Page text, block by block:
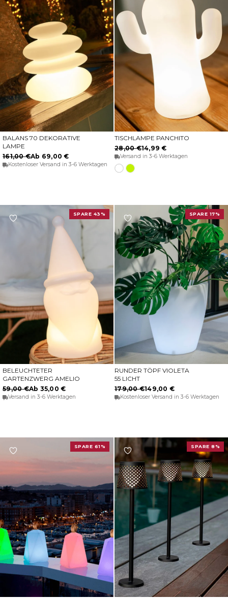
OPTIONEN WÄHLEN
BALANS 70 DEKORATIVE
LAMPE
161,00 €Ab 69,00 €
Kostenloser Versand in 3-6 Werktagen
OPTIONEN WÄHLEN
TISCHLAMPE PANCHITO
28,00 €14,99 €
Versand in 3-6 Werktagen
Transluzentes
Transluzentes
SPARE 43%
OPTIONEN WÄHLEN
BELEUCHTETER
GARTENZWERG AMELIO
59,00 €Ab 35,00 €
Versand in 3-6 Werktagen
SPARE 17%
IN DEN WARENKORB
RUNDER TÖPF VIOLETA
55 LICHT
179,00 €149,00 €
Kostenloser Versand in 3-6 Werktagen
SPARE 61% SPARE 8%